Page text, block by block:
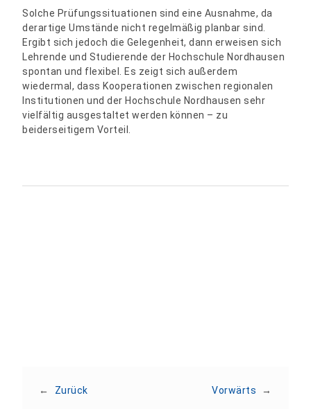
Solche Prüfungssituationen sind eine Ausnahme, da
derartige Umstände nicht regelmäßig planbar sind.
Ergibt sich jedoch die Gelegenheit, dann erweisen sich
Lehrende und Studierende der Hochschule Nordhausen
spontan und flexibel. Es zeigt sich außerdem
wiedermal, dass Kooperationen zwischen regionalen
Institutionen und der Hochschule Nordhausen sehr
vielfältig ausgestaltet werden können – zu
beiderseitigem Vorteil.
← Zurück Vorwärts →